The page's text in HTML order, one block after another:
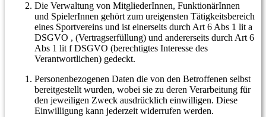
Die Verwaltung von MitgliederInnen, FunktionärInnen
und SpielerInnen gehört zum ureigensten Tätigkeitsbereich
eines Sportvereins und ist einerseits durch Art 6 Abs 1 lit a
DSGVO , (Vertragserfüllung) und andererseits durch Art 6
Abs 1 lit f DSGVO (berechtigtes Interesse des
Verantwortlichen) gedeckt.
Personenbezogenen Daten die von den Betroffenen selbst
bereitgestellt wurden, wobei sie zu deren Verarbeitung für
den jeweiligen Zweck ausdrücklich einwilligen. Diese
Einwilligung kann jederzeit widerrufen werden.